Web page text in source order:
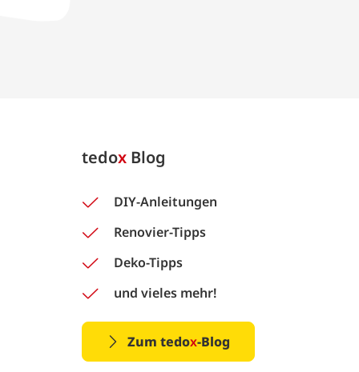
tedox Blog
DIY-Anleitungen
Renovier-Tipps
Deko-Tipps
und vieles mehr!
Zum tedox-Blog